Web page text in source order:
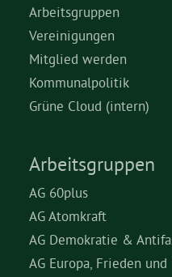
Arbeitsgruppen
Vereinigungen
Mitglied werden
Kommunalpolitik
Grüne Cloud (intern)
Arbeitsgruppen
AG 60plus
AG Atomkraft
AG Demokratie &
AG Europa, Frieden